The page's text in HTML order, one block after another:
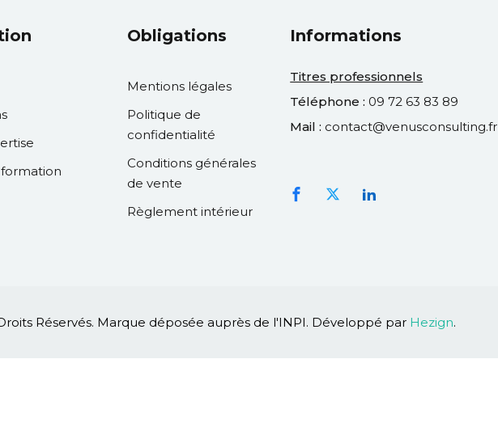
Obligations
Mentions légales
Politique de
confidentialité
Conditions générales
de vente
Règlement intérieur
Informations
Titres professionnels
Téléphone : 09 72 63 83 89
Mail : contact@venusconsulting.fr
Réservés. Marque déposée auprès de l'INPI. Développé par Hezign.